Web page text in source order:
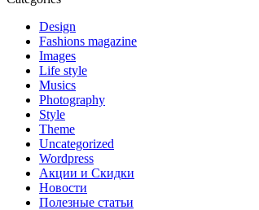
Design
Fashions magazine
Images
Life style
Musics
Photography
Style
Theme
Uncategorized
Wordpress
Акции и Скидки
Новости
Полезные статьи